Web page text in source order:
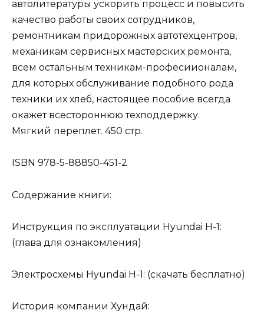
автолитературы ускорить процесс и повысить
качество работы своих сотрудников,
ремонтникам придорожных автотехцентров,
механикам сервисных мастерских ремонта,
всем остальным техникам-професиионалам,
для которых обслуживание подобного рода
техники их хлеб, настоящее пособие всегда
окажет всестороннюю техподдержку.
Мягкий переплет. 450 стр.
ISBN 978-5-88850-451-2
Содержание книги:
Инструкция по эксплуатации Hyundai H-1:
(глава для ознакомления)
Электросхемы Hyundai H-1: (скачать бесплатно)
История компании Хундай: